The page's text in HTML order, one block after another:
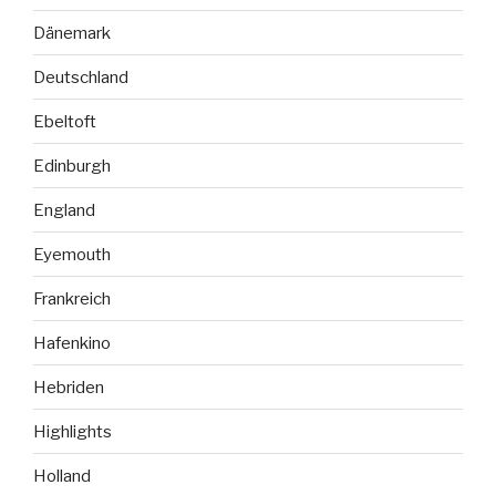
Dänemark
Deutschland
Ebeltoft
Edinburgh
England
Eyemouth
Frankreich
Hafenkino
Hebriden
Highlights
Holland